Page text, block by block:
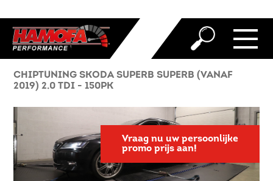
CHIPTUNING SKODA SUPERB SUPERB (VANAF
2019) 2.0 TDI - 150PK
Vraag nu uw persoonlijke
promo prijs aan!